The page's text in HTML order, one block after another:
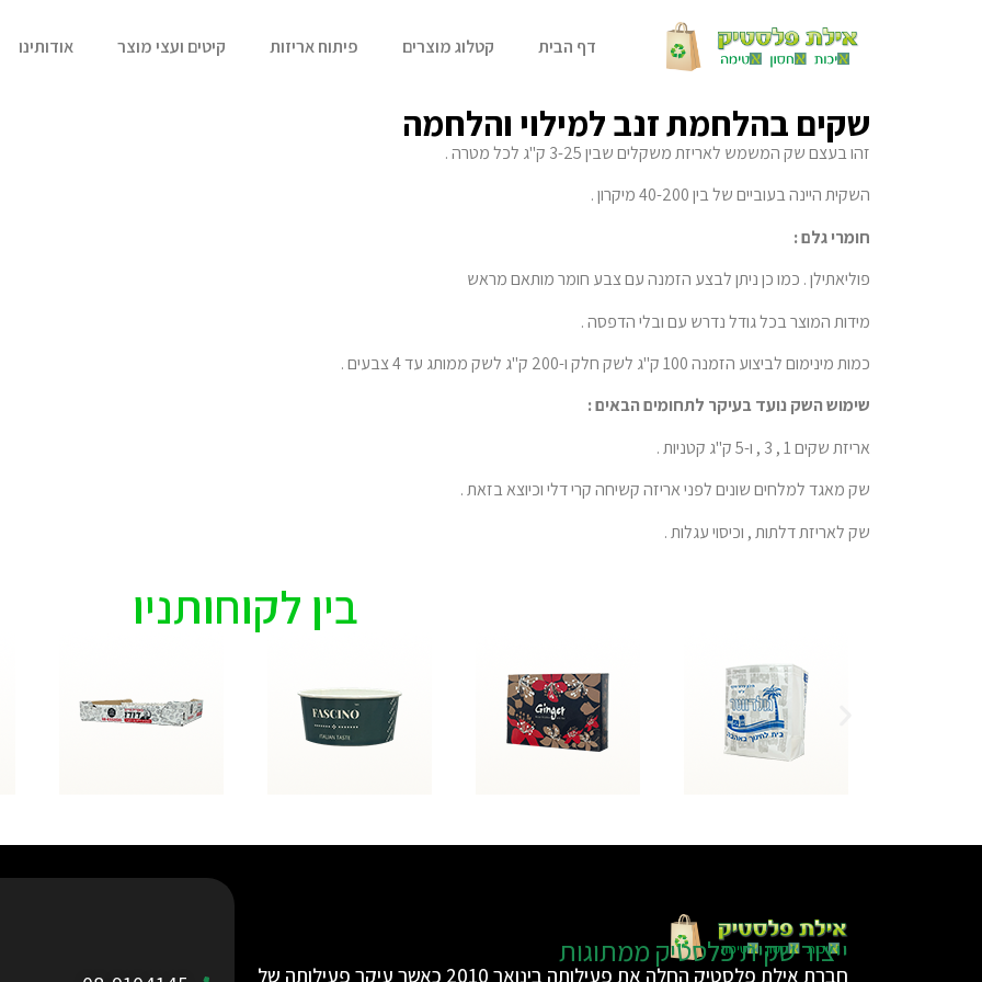
דף הבית קטלוג מוצרים פיתוח אריזות קיטים ועצי מוצר אודותינו
שקים בהלחמת זנב למילוי והלחמה
זהו בעצם שק המשמש לאריזת משקלים שבין 3-25 ק"ג לכל מטרה .
השקית היינה בעוביים של בין 40-200 מיקרון .
חומרי גלם :
פוליאתילן . כמו כן ניתן לבצע הזמנה עם צבע חומר מותאם מראש
מידות המוצר בכל גודל נדרש עם ובלי הדפסה .
כמות מינימום לביצוע הזמנה 100 ק"ג לשק חלק ו-200 ק"ג לשק ממותג עד 4 צבעים .
שימוש השק נועד בעיקר לתחומים הבאים :
אריזת שקים 1 , 3 , ו-5 ק"ג קטניות .
שק מאגד למלחים שונים לפני אריזה קשיחה קרי דלי וכיוצא בזאת .
שק לאריזת דלתות , וכיסוי עגלות .
בין לקוחותניו
ייצור שקית פלסטיק ממתוגות
חברת אילת פלסטיק החלה את פעילותה בינואר 2010 כאשר עיקר פעילותה של